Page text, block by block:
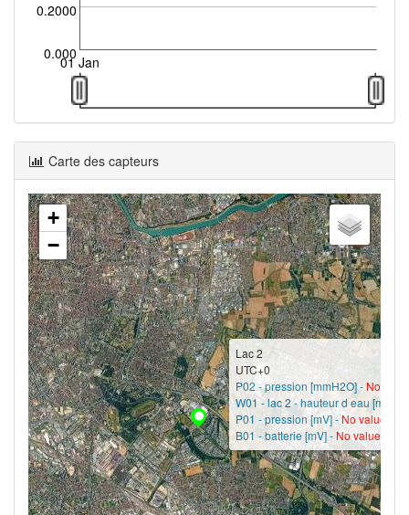
0.000
0.2000
01 Jan
Carte des capteurs
Lac 2
UTC+0
P02 - pression [mmH2O] -No
W01 - lac 2 - hauteur d eau [m] -
P01 - pression [mV] -No value?
B01 - batterie [mV] -No value?
+
−